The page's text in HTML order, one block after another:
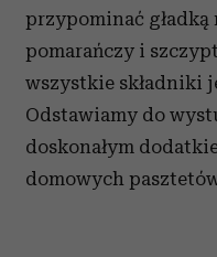
przypominać gładką
pomarańczy i
wszystkie składniki
Odstawiamy do
doskonałym
domowych